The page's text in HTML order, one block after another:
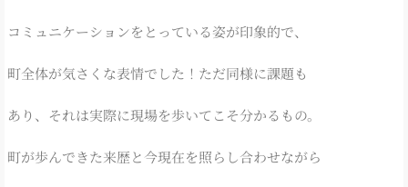
コミュニケーションをとっている姿が印象的で、
町全体が気さくな表情でした！ただ同様に課題も
あり、それは実際に現場を歩いてこそ分かるもの。
町が歩んできた来歴と今現在を照らし合わせながら